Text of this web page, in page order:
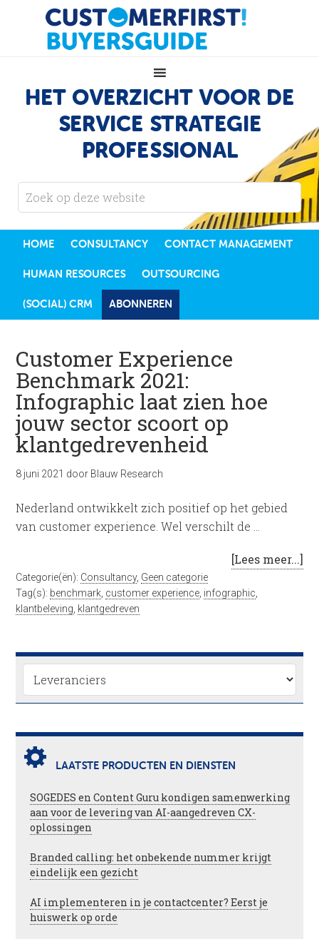
HET OVERZICHT VOOR DE
SERVICE STRATEGIE
PROFESSIONAL
HOME CONSULTANCY CONTACT MANAGEMENT
HUMAN RESOURCES OUTSOURCING
(SOCIAL) CRM ABONNEREN
Customer Experience
Benchmark 2021:
Infographic laat zien hoe
jouw sector scoort op
klantgedrevenheid
8 juni 2021 door Blauw Research
Nederland ontwikkelt zich positief op het gebied
van customer experience. Wel verschilt de …
[Lees meer...]
Categorie(ën): Consultancy, Geen categorie
Tag(s): benchmark customer experience infographic
klantbeleving klantgedreven
LAATSTE PRODUCTEN EN DIENSTEN
SOGEDES en Content Guru kondigen samenwerking
aan voor de levering van AI-aangedreven CX-
oplossingen
Branded calling: het onbekende nummer krijgt
eindelijk een gezicht
AI implementeren in je contactcenter? Eerst je
huiswerk op orde